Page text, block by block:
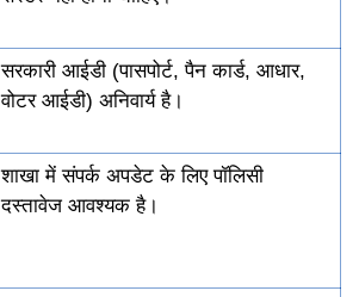
सरकारी आईडी (पासपोर्ट, पैन कार्ड, आधार,
वोटर आईडी) अनिवार्य है।
शाखा में संपर्क अपडेट के लिए पॉलिसी
दस्तावेज आवश्यक है।